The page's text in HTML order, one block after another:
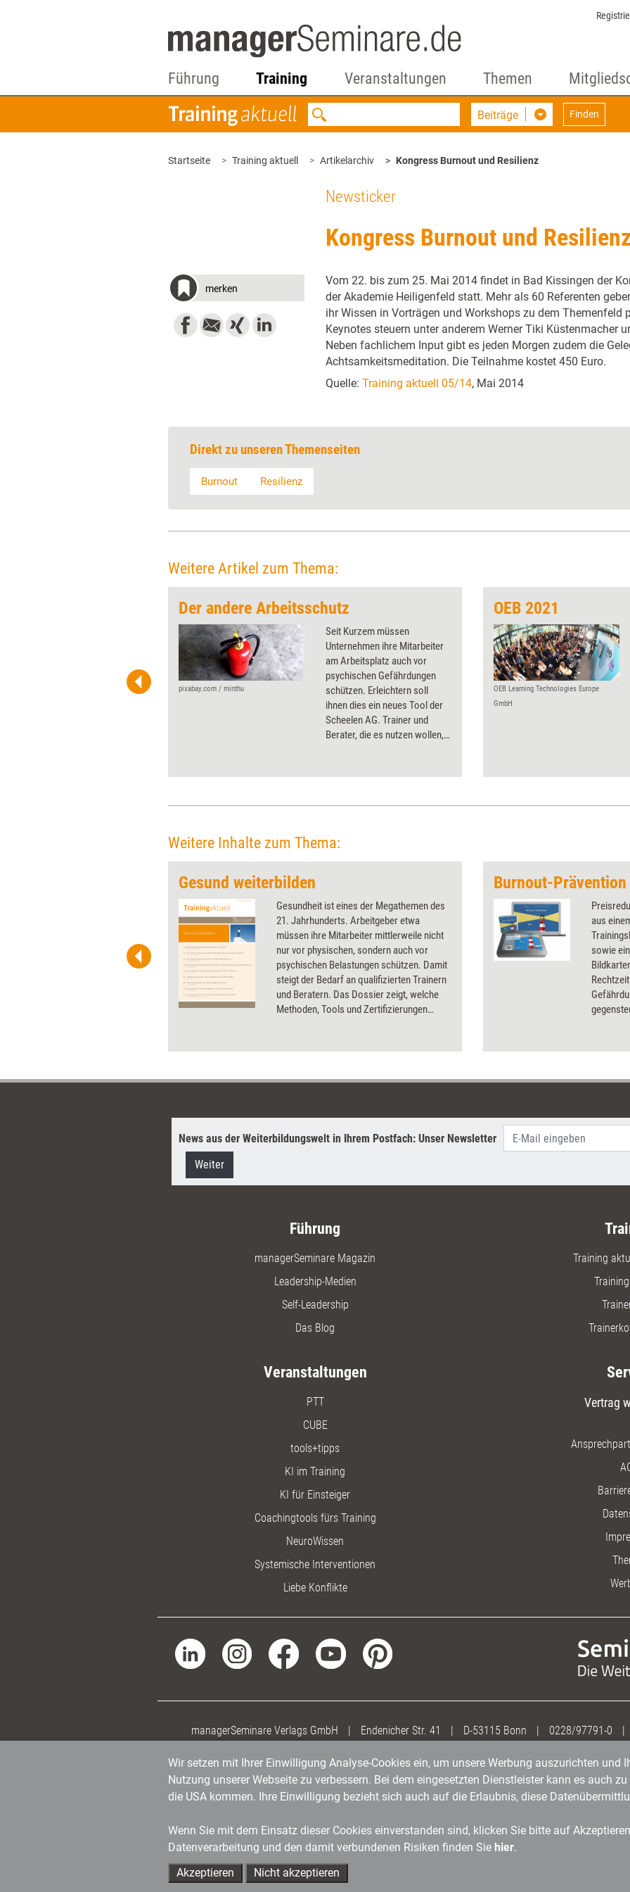
Führung Training Veranstaltungen Themen
Beiträge Finden
Startseite Training aktuell Artikelarchiv Kongress Burnout und Resilienz
Newsticker
Kongress Burnout und Resilienz
merken
Vom 22. bis zum 25. Mai 2014 findet in Bad Kissingen der
der Akademie Heiligenfeld statt. Mehr als 60 Referenten
ihr Wissen in Vorträgen und Workshops zu dem Themenfeld
Keynotes steuern unter anderem Werner Tiki Küstenmacher
Neben fachlichem Input gibt es jeden Morgen zudem die
Achtsamkeitsmeditation. Die Teilnahme kostet 450 Euro.
Quelle: Training aktuell 05/14, Mai 2014
Direkt zu unseren Themenseiten
Burnout Resilienz
Weitere Artikel zum Thema:
Der andere Arbeitsschutz
pixabay.com / minthu
Seit Kurzem müssen
Unternehmen ihre Mitarbeiter
am Arbeitsplatz auch vor
psychischen Gefährdungen
schützen. Erleichtern soll
ihnen dies ein neues Tool der
Scheelen AG. Trainer und
Berater, die es nutzen wollen,
OEB 2021
OEB Learning Technologies Europe
GmbH
Weitere Inhalte zum Thema:
Gesund weiterbilden
Gesundheit ist eines der Megathemen des
21. Jahrhunderts. Arbeitgeber etwa
müssen ihre Mitarbeiter mittlerweile nicht
nur vor physischen, sondern auch vor
psychischen Belastungen schützen. Damit
steigt der Bedarf an qualifizierten Trainern
und Beratern. Das Dossier zeigt, welche
Methoden, Tools und Zertifizierungen
bringen und wie sie selbst in Balance
aus
sowie
als auch
News aus der Weiterbildungswelt in Ihrem Postfach: Unser Newsletter
Weiter
Führung
managerSeminare Magazin
Leadership-Medien
Self-Leadership
Das Blog
Training
Veranstaltungen
PTT
CUBE
tools+tipps
KI im Training
KI für Einsteiger
Coachingtools fürs Training
NeuroWissen
Systemische Interventionen
Liebe Konflikte
Vertrag
managerSeminare Verlags GmbH | Endenicher Str. 41 | D-53115 Bonn | 0228/97791-0 |
Wir setzen mit Ihrer Einwilligung Analyse-Cookies ein, um unsere Werbung auszurichten und
Nutzung unserer Webseite zu verbessern. Bei dem eingesetzten Dienstleister kann es auch
die USA kommen. Ihre Einwilligung bezieht sich auch auf die Erlaubnis, diese
Wenn Sie mit dem Einsatz dieser Cookies einverstanden sind, klicken Sie bitte auf
Datenverarbeitung und den damit verbundenen Risiken finden Sie hier.
Akzeptieren
Nicht akzeptieren